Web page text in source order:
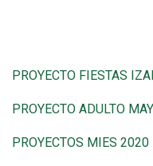
PROYECTO FIESTAS
PROYECTO ADULTO
PROYECTOS MIES 2020